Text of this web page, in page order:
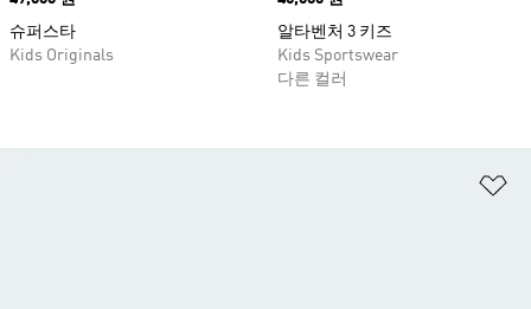
슈퍼스타
Kids Originals
알타벤처 3 키즈
Kids Sportswear
다른 컬러